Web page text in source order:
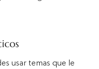
usar temas que le